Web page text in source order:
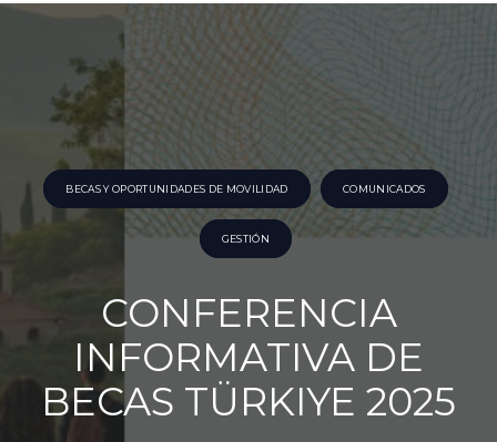
BECAS Y OPORTUNIDADES DE MOVILIDAD COMUNICADOS
GESTIÓN
CONFERENCIA
INFORMATIVA DE
BECAS TÜRKIYE 2025